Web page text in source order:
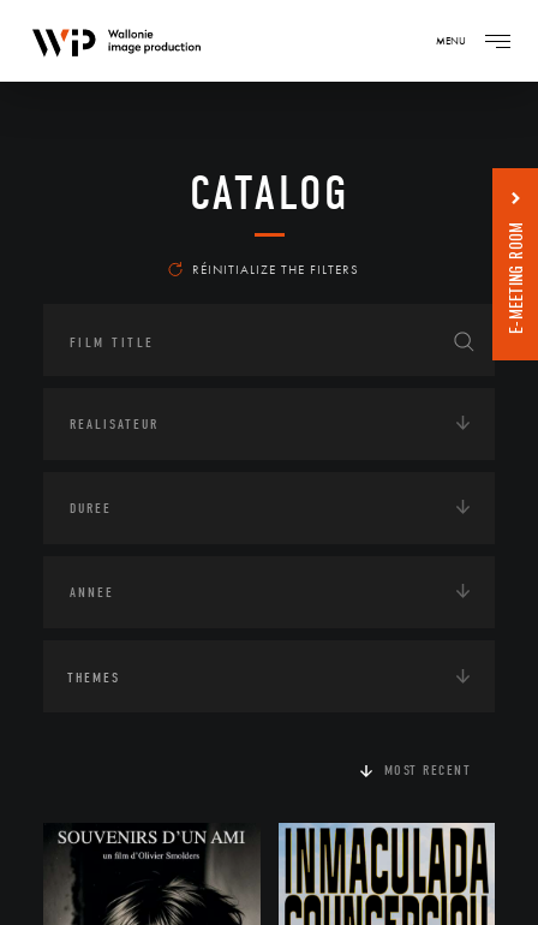
MENU
CATALOG
RÉINITIALIZE THE FILTERS
THEMES
MOST RECENT
E-MEETING ROOM